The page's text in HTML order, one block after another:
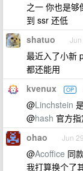
之一 你也是够
到 ssr 还低
shatuo
最近入了小新
都还能用
kvenux OP
@Linchstein
@hash 官方
ohao Jun
@Acoffice 同
我打算换个了